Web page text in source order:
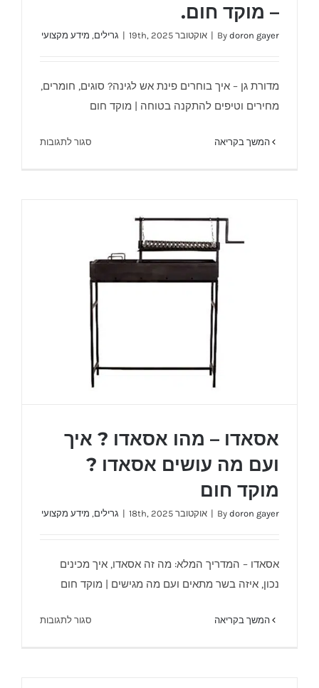
– מוקד חום.
By doron gayer
| אוקטובר 19th, 2025 | גרילים, מידע מקצועי
מדורת גן – איך בוחרים פינת אש לגינה? סוגים, חומרים,
מחירים וטיפים להתקנה בטוחה | מוקד חום
המשך בקריאה סגור לתגובותעל
אסאדו – מהו אסאדו ? איך ועם מה עושים אסאדו
אסאדו – מהו אסאדו ? איך
ועם מה עושים אסאדו ?
מוקד חום
By doron gayer
| אוקטובר 18th, 2025 | גרילים, מידע מקצועי
אסאדו – המדריך המלא: מה זה אסאדו, איך מכינים
נכון, איזה בשר מתאים ועם מה מגישים | מוקד חום
המשך בקריאה סגור לתגובותעל